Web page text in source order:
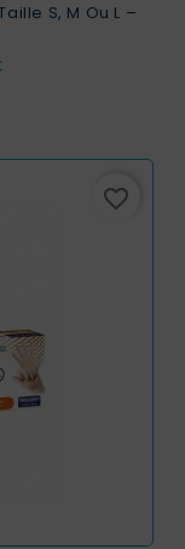
S, M Ou L –
favorite_border